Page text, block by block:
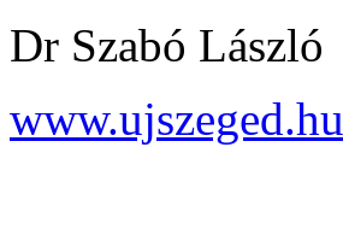
Dr Szabó László
www.ujszeged.hu